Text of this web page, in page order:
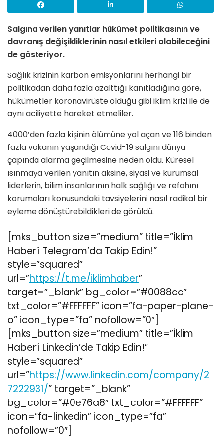
Salgına verilen yanıtlar hükümet politikasının ve
davranış değişikliklerinin nasıl etkileri olabileceğini
de gösteriyor.
Sağlık krizinin karbon emisyonlarını herhangi bir
politikadan daha fazla azalttığı kanıtladığına göre,
hükümetler koronavirüste olduğu gibi iklim krizi ile de
aynı aciliyette hareket etmeliler.
4000’den fazla kişinin ölümüne yol açan ve 116 binden
fazla vakanın yaşandığı Covid-19 salgını dünya
çapında alarma geçilmesine neden oldu. Küresel
ısınmaya verilen yanıtın aksine, siyasi ve kurumsal
liderlerin, bilim insanlarının halk sağlığı ve refahını
korumaları konusundaki tavsiyelerini nasıl radikal bir
eyleme dönüştürebildikleri de görüldü.
[mks_button size=”medium” title=”İklim
Haber’i Telegram’da Takip Edin!”
style=”squared”
url=”https://t.me/iklimhaber”
target=”_blank” bg_color=”#0088cc”
txt_color=”#FFFFFF” icon=”fa-paper-plane-
o” icon_type=”fa” nofollow=”0″]
[mks_button size=”medium” title=”İklim
Haber’i Linkedin’de Takip Edin!”
style=”squared”
url=”https://www.linkedin.com/company/2
7222931/” target=”_blank”
bg_color=”#0e76a8″ txt_color=”#FFFFFF”
icon=”fa-linkedin” icon_type=”fa”
nofollow=”0″]